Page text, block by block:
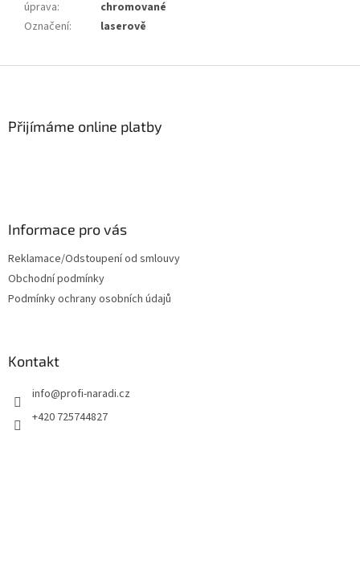
úprava:
chromované
Označení: laserově
Přijímáme online platby
Informace pro vás
Reklamace/Odstoupení od smlouvy
Obchodní podmínky
Podmínky ochrany osobních údajů
Kontakt
info@profi-naradi.cz
+420 725744827